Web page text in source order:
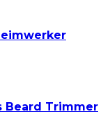
Beard Trimmer